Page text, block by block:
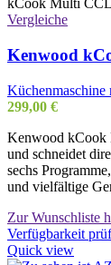
Vergleiche
Kenwood
299,00 €
Kenwood kCook
und schneidet
sechs
und vielfältige
Zur Wunschliste
Verfügbarkeit
Quick view